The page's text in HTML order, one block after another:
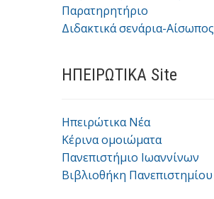
Παρατηρητήριο
Διδακτικά σενάρια-Αίσωπος
ΗΠΕΙΡΩΤΙΚΑ Site
Ηπειρώτικα Νέα
Κέρινα ομοιώματα
Πανεπιστήμιο Ιωαννίνων
Βιβλιοθήκη Πανεπιστημίου